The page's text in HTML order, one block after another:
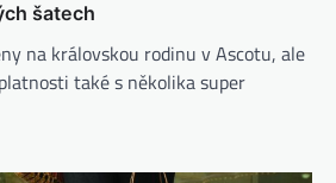
šatech
na královskou rodinu v Ascotu, ale
také s několika super